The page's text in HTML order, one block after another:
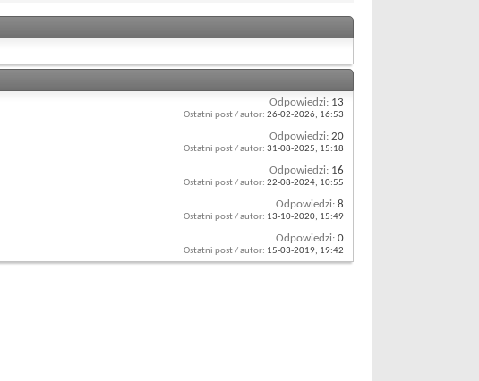
Odpowiedzi: 13
Ostatni post / autor: 26-02-2026, 16:53
Odpowiedzi: 20
Ostatni post / autor: 31-08-2025, 15:18
Odpowiedzi: 16
Ostatni post / autor: 22-08-2024, 10:55
Odpowiedzi: 8
Ostatni post / autor: 13-10-2020, 15:49
Odpowiedzi: 0
Ostatni post / autor: 15-03-2019, 19:42